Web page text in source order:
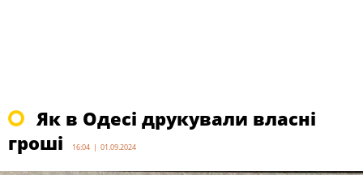
Як в Одесі друкували власні
гроші
16:04 | 01.09.2024